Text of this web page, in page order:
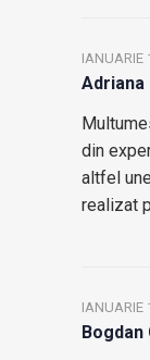
Adriana
IANUARIE
din
altfel
realizat
Bogdan
IANUARIE